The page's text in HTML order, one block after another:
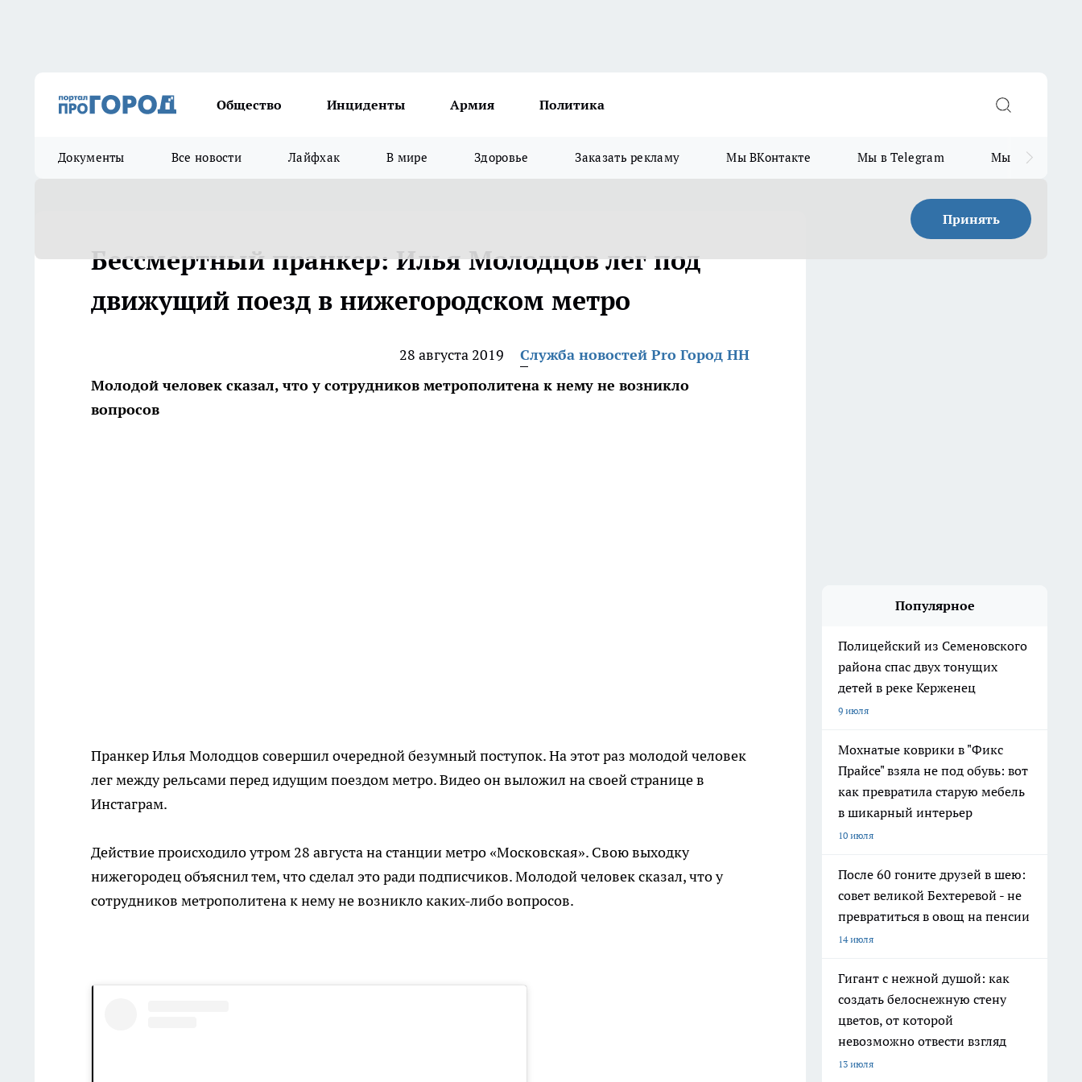
Общество Инциденты Армия Политика
Документы Все новости Лайфхак В мире Здоровье Заказать рекламу Мы ВКонтакте Мы в Telegram Мы в MAX
Принять
Бессмертный пранкер: Илья Молодцов лег под
движущий поезд в нижегородском метро
28 августа 2019
Служба новостей Pro Город НН
Молодой человек сказал, что у сотрудников метрополитена к нему не возникло
вопросов
Пранкер Илья Молодцов совершил очередной безумный поступок. На этот раз молодой человек
лег между рельсами перед идущим поездом метро. Видео он выложил на своей странице в
Инстаграм.
Действие происходило утром 28 августа на станции метро «Московская». Свою выходку
нижегородец объяснил тем, что сделал это ради подписчиков. Молодой человек сказал, что у
сотрудников метрополитена к нему не возникло каких-либо вопросов.
Популярное
Полицейский из Семеновского
района спас двух тонущих
детей в реке Керженец
9 июля
Мохнатые коврики в "Фикс
Прайсе" взяла не под обувь: вот
как превратила старую мебель
в шикарный интерьер
10 июля
После 60 гоните друзей в шею:
совет великой Бехтеревой - не
превратиться в овощ на пенсии
14 июля
Гигант с нежной душой: как
создать белоснежную стену
цветов, от которой
невозможно отвести взгляд
13 июля